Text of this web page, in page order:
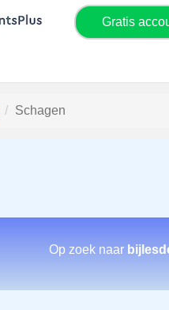
Gratis
Schagen
Op zoek naar